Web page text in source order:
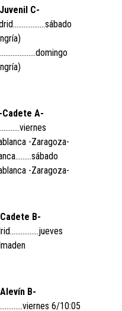
C-
Cadete A-
-Zaragoza-
-Zaragoza-
B-
B-
6/10:05